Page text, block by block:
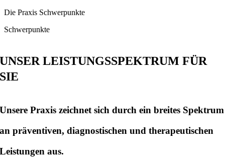
Die Praxis Schwerpunkte
Schwerpunkte
UNSER LEISTUNGSSPEKTRUM FÜR
SIE
Unsere Praxis zeichnet sich durch ein breites Spektrum
an präventiven, diagnostischen und therapeutischen
Leistungen aus.